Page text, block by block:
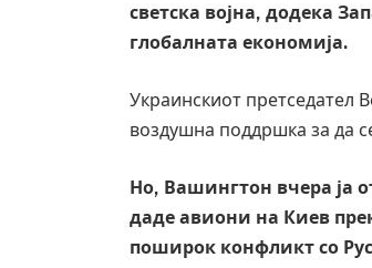
светска војна, додека
глобалната економија.
Украинскиот претседател
воздушна поддршка за да
Но, Вашингтон вчера ја
даде авиони на Киев
поширок конфликт со